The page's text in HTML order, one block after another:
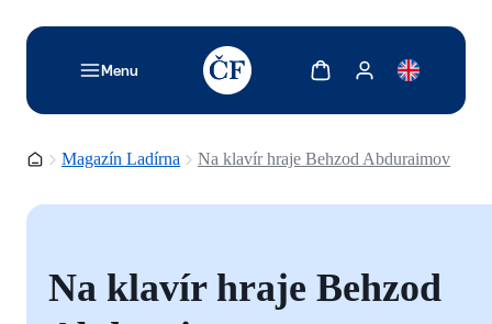
Menu
TODO: Add description for reader
Zobrazit košíkZobrazit můj účet
Domovská stránka
Magazín Ladírna Na klavír hraje Behzod Abduraimov
Na klavír hraje Behzod